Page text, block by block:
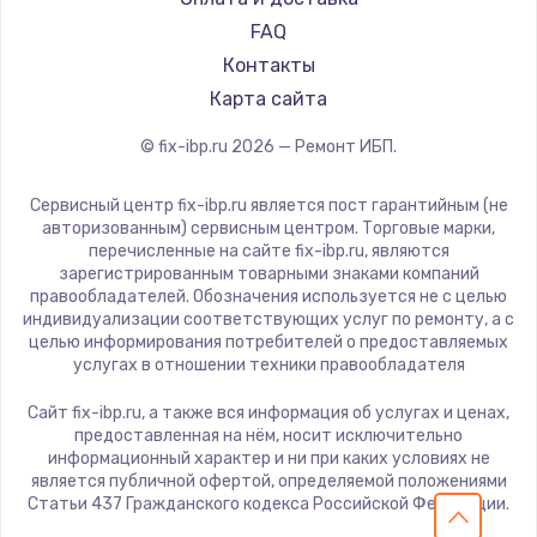
Замена южного моста
2750 руб.
Заказать
Замена контроллера питания
Заказать
Замена тачпада
1745 руб.
Заказать
Замена корпуса
890 руб.
Заказать
FAQ
Контакты
Карта сайта
© fix-ibp.ru 2026 — Ремонт ИБП.
Сервисный центр fix-ibp.ru является пост гарантийным (не
авторизованным) сервисным центром. Торговые марки,
перечисленные на сайте fix-ibp.ru, являются
зарегистрированным товарными знаками компаний
правообладателей. Обозначения используется не с целью
индивидуализации соответствующих услуг по ремонту, а с
целью информирования потребителей о предоставляемых
услугах в отношении техники правообладателя
Сайт fix-ibp.ru, а также вся информация об услугах и ценах,
предоставленная на нём, носит исключительно
информационный характер и ни при каких условиях не
является публичной офертой, определяемой положениями
Статьи 437 Гражданского кодекса Российской Федерации.